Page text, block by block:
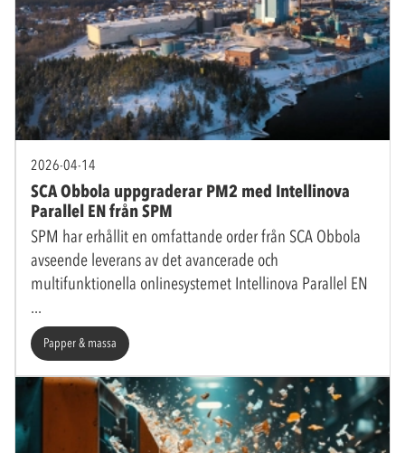
2026-04-14
SCA Obbola uppgraderar PM2 med Intellinova
Parallel EN från SPM
SPM har erhållit en omfattande order från SCA Obbola
avseende leverans av det avancerade och
multifunktionella onlinesystemet Intellinova Parallel EN
Papper & massa